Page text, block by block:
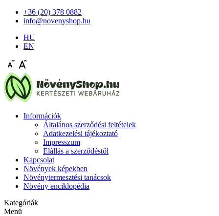
+36 (20) 378 0882
info@novenyshop.hu
HU
EN
Információk
Általános szerződési feltételek
Adatkezelési tájékoztató
Impresszum
Elállás a szerződéstől
Kapcsolat
Növények képekben
Növénytermesztési tanácsok
Növény enciklopédia
Kategóriák
Menü